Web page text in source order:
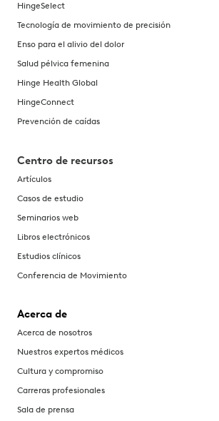
HingeSelect
Tecnología de movimiento de precisión
Enso para el alivio del dolor
Salud pélvica femenina
Hinge Health Global
HingeConnect
Prevención de caídas
Centro de recursos
Artículos
Casos de estudio
Seminarios web
Libros electrónicos
Estudios clínicos
Conferencia de Movimiento
Acerca de
Acerca de nosotros
Nuestros expertos médicos
Cultura y compromiso
Carreras profesionales
Sala de prensa